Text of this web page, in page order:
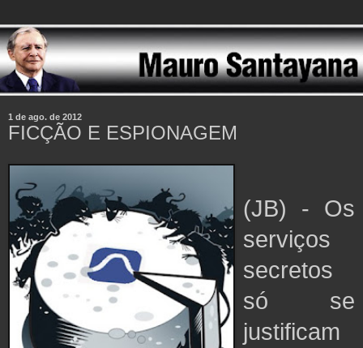
1 de ago. de 2012
FICÇÃO E ESPIONAGEM
(JB) - Os
serviços
secretos
só se
justificam